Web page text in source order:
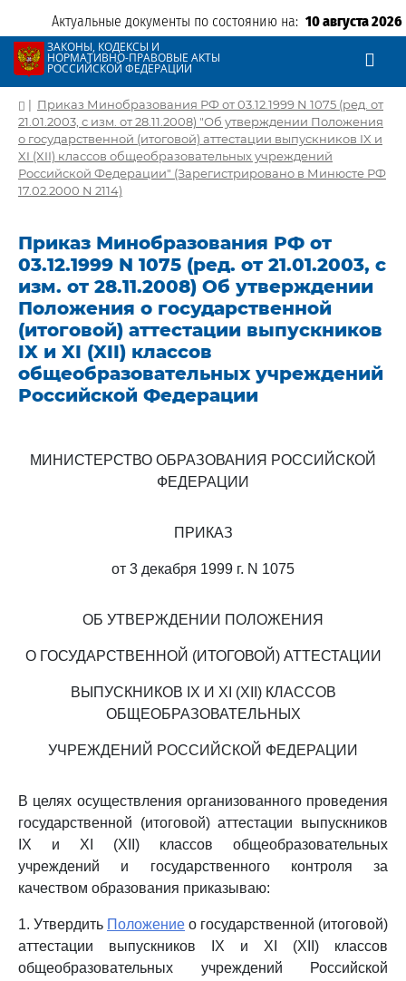
Актуальные документы по состоянию на: 10 августа 2026
ЗАКОНЫ, КОДЕКСЫ И
НОРМАТИВНО-ПРАВОВЫЕ АКТЫ
РОССИЙСКОЙ ФЕДЕРАЦИИ
| Приказ Минобразования РФ от 03.12.1999 N 1075 (ред. от
21.01.2003, с изм. от 28.11.2008) "Об утверждении Положения
о государственной (итоговой) аттестации выпускников IX и
XI (XII) классов общеобразовательных учреждений
Российской Федерации" (Зарегистрировано в Минюсте РФ
17.02.2000 N 2114)
Приказ Минобразования РФ от
03.12.1999 N 1075 (ред. от 21.01.2003, с
изм. от 28.11.2008) Об утверждении
Положения о государственной
(итоговой) аттестации выпускников
IX и XI (XII) классов
общеобразовательных учреждений
Российской Федерации
МИНИСТЕРСТВО ОБРАЗОВАНИЯ РОССИЙСКОЙ
ФЕДЕРАЦИИ
ПРИКАЗ
от 3 декабря 1999 г. N 1075
ОБ УТВЕРЖДЕНИИ ПОЛОЖЕНИЯ
О ГОСУДАРСТВЕННОЙ (ИТОГОВОЙ) АТТЕСТАЦИИ
ВЫПУСКНИКОВ IX И XI (XII) КЛАССОВ
ОБЩЕОБРАЗОВАТЕЛЬНЫХ
УЧРЕЖДЕНИЙ РОССИЙСКОЙ ФЕДЕРАЦИИ
В целях осуществления организованного проведения
государственной (итоговой) аттестации выпускников
IX и XI (XII) классов общеобразовательных
учреждений и государственного контроля за
качеством образования приказываю:
1. Утвердить Положение о государственной (итоговой)
аттестации выпускников IX и XI (XII) классов
общеобразовательных учреждений Российской